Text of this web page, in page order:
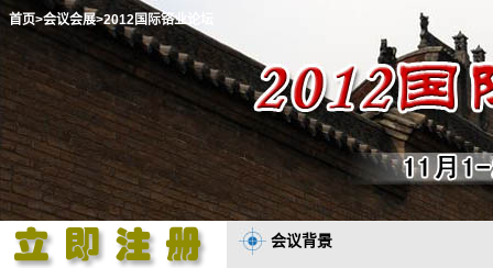
首页>会议会展>2012国际铬业论坛
会议背景